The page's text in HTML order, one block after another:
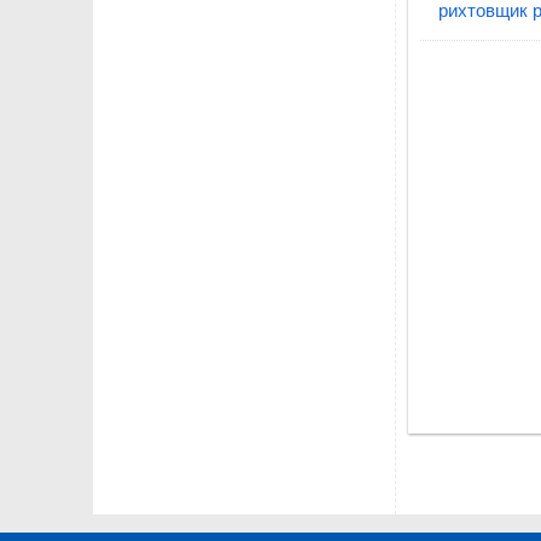
рихтовщик